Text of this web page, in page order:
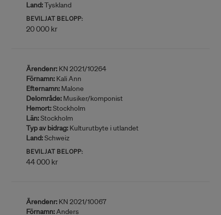
Land:Tyskland
BEVILJAT BELOPP:
20 000 kr
Ärendenr: KN 2021/10264
Förnamn: Kali Ann
Efternamn: Malone
Delområde: Musiker/komponist
Hemort:Stockholm
Län:Stockholm
Typ av bidrag: Kulturutbyte i utlandet
Land:Schweiz
BEVILJAT BELOPP:
44 000 kr
Ärendenr: KN 2021/10067
Förnamn:Anders